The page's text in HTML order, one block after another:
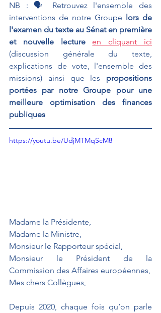
NB : 🗣 Retrouvez l'ensemble des
interventions de notre Groupe lors de
l'examen du texte au Sénat en première
et nouvelle lecture en cliquant ici
(discussion générale du texte,
explications de vote, l'ensemble des
missions) ainsi que les propositions
portées par notre Groupe pour une
meilleure optimisation des finances
publiques
https://youtu.be/UdjMTMqScM8
Madame la Présidente,
Madame la Ministre,
Monsieur le Rapporteur spécial,
Monsieur le Président de la
Commission des Affaires européennes,
Mes chers Collègues,
Depuis 2020, chaque fois qu’on parle